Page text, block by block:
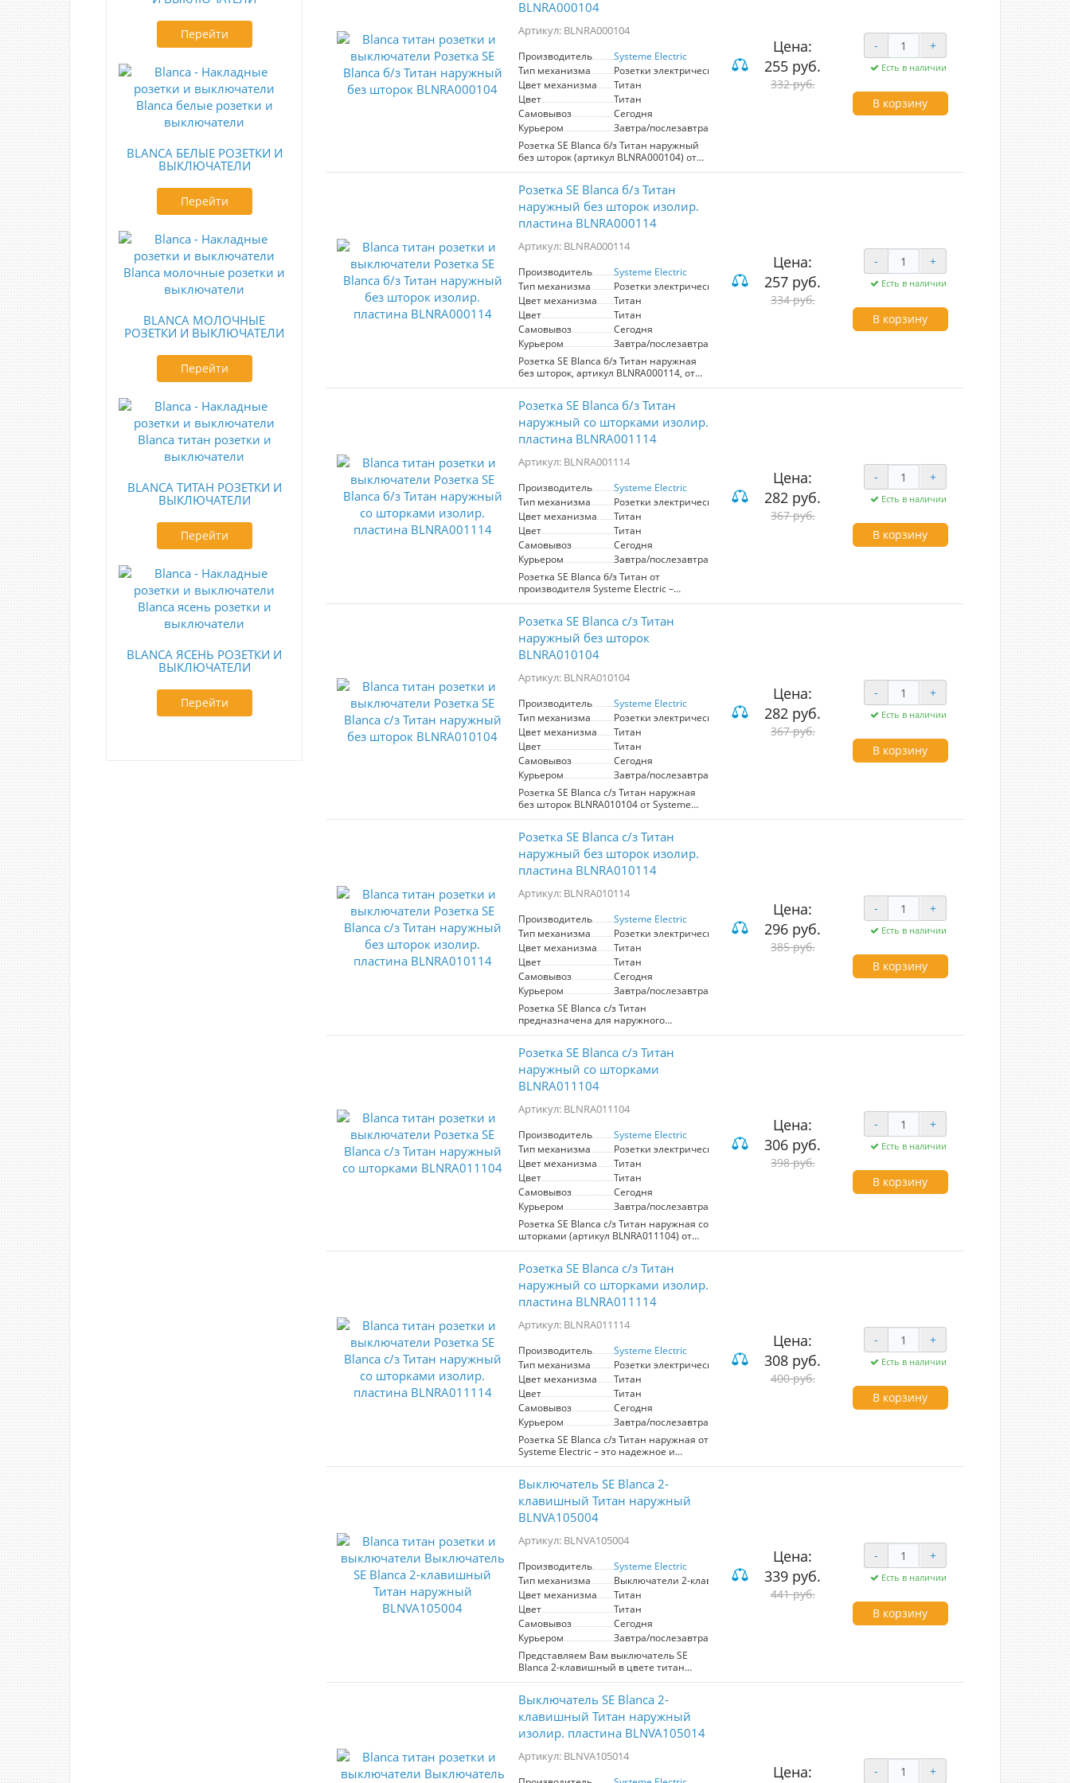
Перейти
BLANCA БЕЛЫЕ РОЗЕТКИ И
ВЫКЛЮЧАТЕЛИ
Перейти
BLANCA МОЛОЧНЫЕ
РОЗЕТКИ И ВЫКЛЮЧАТЕЛИ
Перейти
BLANCA ТИТАН РОЗЕТКИ И
ВЫКЛЮЧАТЕЛИ
Перейти
BLANCA ЯСЕНЬ РОЗЕТКИ И
ВЫКЛЮЧАТЕЛИ
Перейти
тех, кто ценит безопасность и стиль.
долговечность и стойкость к износу. Он
предназначен для работы в сетях до
250В и с током до 10А, что делает его
большинства типов ламп. Открытая
установка и интегрированная
изолирующая пластина обеспечивают
простоту монтажа и безопасность в
эксплуатации. Цветовой акцент в виде
титана придаст вашему интерьеру
современный вид. Удобство
использования и высокой функционал
делают данный выключатель
BLNRA000104
Артикул: BLNRA000104
Производитель
Systeme Electric
Тип механизма
Розетки электрические
Цвет механизма
Титан
Цвет
Титан
Самовывоз
Сегодня
Курьером
Завтра/послезавтра
Розетка SE Blanca б/з Титан наружный
без шторок (артикул BLNRA000104) от
производителя Systeme Electric
соединений. Имеет современный
титанового цвета механизм, который
гармонично впишется в любой
интерьер. Преимущества: надежная
эксплуатация, отсутствие шторок для
удобства подключения, простота
использования в жилых и
коммерческих помещениях.
Цена:
255 руб.
332 руб.
- +
Есть в наличии
В корзину
Розетка SE Blanca б/з Титан
наружный без шторок изолир.
пластина BLNRA000114
Артикул: BLNRA000114
Производитель
Systeme Electric
Тип механизма
Розетки электрические
Цвет механизма
Титан
Цвет
Титан
Самовывоз
Сегодня
Курьером
Завтра/послезавтра
Розетка SE Blanca б/з Титан наружная
без шторок, артикул BLNRA000114, от
производителя Systeme Electric.
выполнен в титановой окраске, что
придаёт современный вид.
Изолирующая пластина обеспечивает
дополнительную безопасность.
Идеально подходит для установки в
помещениях с повышенными
функциональности.
Цена:
257 руб.
334 руб.
- +
Есть в наличии
В корзину
Розетка SE Blanca б/з Титан
наружный со шторками изолир.
пластина BLNRA001114
Артикул: BLNRA001114
Производитель
Systeme Electric
Тип механизма
Розетки электрические
Цвет механизма
Титан
Цвет
Титан
Самовывоз
Сегодня
Курьером
Завтра/послезавтра
Розетка SE Blanca б/з Титан от
производителя Systeme Electric –
надежное решение для электрической
высокую безопасность благодаря
шторкам и изолирующей пластине.
Элегантный титановый цвет
гармонично впишется в любой
интерьер. Подходит для установки в
наружных условиях, гарантируя
факторов. Выберите качество и стиль
для вашего пространства.
Цена:
282 руб.
367 руб.
- +
Есть в наличии
В корзину
Розетка SE Blanca с/з Титан
наружный без шторок
BLNRA010104
Артикул: BLNRA010104
Производитель
Systeme Electric
Тип механизма
Розетки электрические
Цвет механизма
Титан
Цвет
Титан
Самовывоз
Сегодня
Курьером
Завтра/послезавтра
Розетка SE Blanca с/з Титан наружная
без шторок BLNRA010104 от Systeme
Electric — это идеальное решение для
проходимостью. Элегантный титаный
цвет гармонично вписывается в любой
интерьер, а отсутствие шторок
упрощает доступ к розетке.
Преимущества:
повреждениям, что делает её
долговечной.
- Простота установки и эксплуатации,
подходит для использования в жилых и
коммерческих помещениях.
- Эстетичный дизайн, который
дополнит современный интерьер.
Розетка будет особенно полезна в
электроэнергии для различных
устройств.
Цена:
282 руб.
367 руб.
- +
Есть в наличии
В корзину
Розетка SE Blanca с/з Титан
наружный без шторок изолир.
пластина BLNRA010114
Артикул: BLNRA010114
Производитель
Systeme Electric
Тип механизма
Розетки электрические
Цвет механизма
Титан
Цвет
Титан
Самовывоз
Сегодня
Курьером
Завтра/послезавтра
Розетка SE Blanca с/з Титан
предназначена для наружного
монтажа и обеспечивает надежное
Изолирующая пластина
предотвращает случайные замыкания,
а стильный титановый цвет
гармонично впишется в любой
интерьер. Подходит для использования
в жилых и коммерческих помещениях.
Цена:
296 руб.
385 руб.
- +
Есть в наличии
В корзину
Розетка SE Blanca с/з Титан
наружный со шторками
BLNRA011104
Артикул: BLNRA011104
Производитель
Systeme Electric
Тип механизма
Розетки электрические
Цвет механизма
Титан
Цвет
Титан
Самовывоз
Сегодня
Курьером
Завтра/послезавтра
Розетка SE Blanca с/з Титан наружная со
шторками (артикул BLNRA011104) от
производителя Systeme Electric
высокую функциональность. Она
идеально подходит для установки в
жилых и офисных помещениях,
обеспечивая надежное подключение
электрических приборов. Шторки
гарантируют безопасность,
контактам, что особенно важно в домах
с маленькими детьми. Цвет титан
придаёт современный вид и
гармонично вписывается в любой
интерьер. Выберите эту розетку для
повышения удобства и безопасности в
вашем пространстве.
Цена:
306 руб.
398 руб.
- +
Есть в наличии
В корзину
Розетка SE Blanca с/з Титан
наружный со шторками изолир.
пластина BLNRA011114
Артикул: BLNRA011114
Производитель
Systeme Electric
Тип механизма
Розетки электрические
Цвет механизма
Титан
Цвет
Титан
Самовывоз
Сегодня
Курьером
Завтра/послезавтра
Розетка SE Blanca с/з Титан наружная от
Systeme Electric – это надежное и
безопасное решение для вашего дома
защиты от случайного контакта, она
идеально подходит для использования
в детских комнатах и общественных
местах. Изолирующая пластина
обеспечивает дополнительную
безопасность, предотвращая короткие
гармонично вписывается в любой
интерьер, делая розетку не только
функциональной, но и стильной
деталью. Установите ее в местах с
высокой нагрузкой, например, в кухне
или рабочем кабинете, и обеспечьте
надежное электроснабжение.
Цена:
308 руб.
400 руб.
- +
Есть в наличии
В корзину
Выключатель SE Blanca 2-
клавишный Титан наружный
BLNVA105004
Артикул: BLNVA105004
Производитель
Systeme Electric
Тип механизма
Выключатели 2-клавишные
Цвет механизма
Титан
Цвет
Титан
Самовывоз
Сегодня
Курьером
Завтра/послезавтра
Представляем Вам выключатель SE
Blanca 2-клавишный в цвете титан
(артикул BLNVA105004) от компании
для открытой установки. Этот
высококачественный выключатель
предназначен для работы в
электрических сетях до 250В и
способен выдерживать ток до 10А, что
делает его надежным выбором для
Цена:
339 руб.
441 руб.
- +
Есть в наличии
В корзину
Выключатель SE Blanca 2-
клавишный Титан наружный
изолир. пластина BLNVA105014
Артикул: BLNVA105014
Цена:
- +